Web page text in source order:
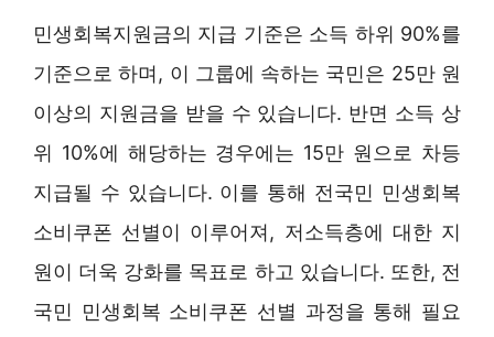
민생회복지원금의 지급 기준은 소득 하위 90%를
기준으로 하며, 이 그룹에 속하는 국민은 25만 원
이상의 지원금을 받을 수 있습니다. 반면 소득 상
위 10%에 해당하는 경우에는 15만 원으로 차등
지급될 수 있습니다. 이를 통해 전국민 민생회복
소비쿠폰 선별이 이루어져, 저소득층에 대한 지
원이 더욱 강화를 목표로 하고 있습니다. 또한, 전
국민 민생회복 소비쿠폰 선별 과정을 통해 필요